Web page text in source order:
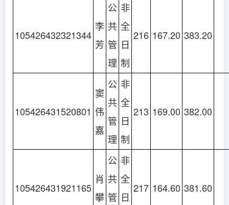
105426432321344
李
芳
公
共
管
理
非
全
日
制
216 167.20 383.20
105426431520801
窦
伟
嘉
公
共
管
理
非
全
日
制
213 169.00 382.00
105426431921165
肖
攀
公
共
管
非
全
日
217 164.60 381.60